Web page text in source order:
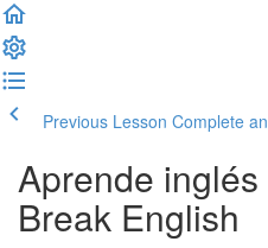
Previous Lesson Complete
Aprende
Break English